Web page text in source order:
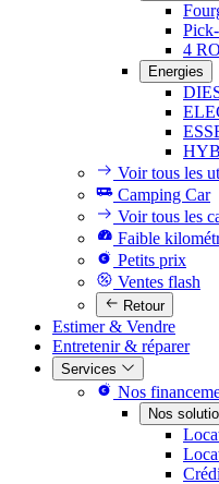
4
Energies
Voir tous les
Camping Car
Voir tous les
Faible
Petits prix
Ventes flash
Retour
Estimer & Vendre
Entretenir & réparer
Services
Nos
Nos